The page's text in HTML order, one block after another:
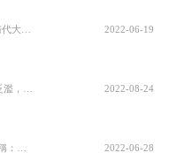
圓明園的來曆是什麼?圓明園又稱圓明三園，是清代大型皇家園林占地面積3.5平方千米，建築面積達20萬平方米，一百五十餘景，有“萬園之園”之稱清帝每到盛夏就來到這裡避暑、聽政，處理軍政事務，因此也稱“夏宮”，我來為大家講解一下關于圓明園的來曆是... 2022-06-19
2022-08-24
2022-06-28